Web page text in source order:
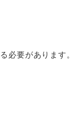
必要があります。